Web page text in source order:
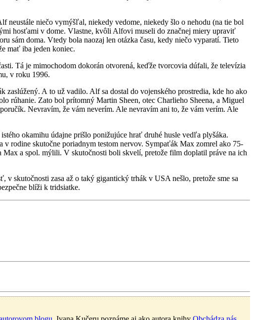
neustále niečo vymýšľal, niekedy vedome, niekedy šlo o nehodu (na tie bol
hosťami v dome. Vlastne, kvôli Alfovi museli do značnej miery upraviť
sám doma. Vtedy bola naozaj len otázka času, kedy niečo vyparatí. Tieto
mať iba jeden koniec.
Tá je mimochodom dokorán otvorená, keďže tvorcovia dúfali, že televízia
v roku 1996.
A to už vadilo. Alf sa dostal do vojenského prostredia, kde ho ako
rúhanie. Zato bol prítomný Martin Sheen, otec Charlieho Sheena, a Miguel
Nevravím, že vám neverím. Ale nevravím ani to, že vám verím. Ale
okamihu údajne prišlo ponižujúce hrať druhé husle vedľa plyšáka.
rodine skutočne poriadnym testom nervov. Sympaťák Max zomrel ako 75-
Max a spol. mýlili. V skutočnosti boli skvelí, pretože film doplatil práve na ich
v skutočnosti zasa až o taký gigantický trhák v USA nešlo, pretože sme sa
blíži k tridsiatke.